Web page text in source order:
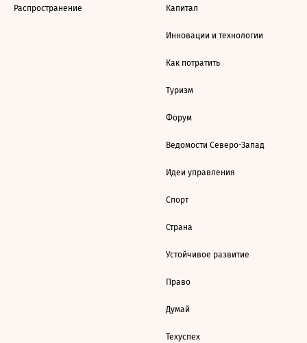
Распространение Капитал
Инновации и технологии
Как потратить
Туризм
Форум
Ведомости Северо-Запад
Идеи управления
Спорт
Страна
Устойчивое развитие
Право
Думай
Техуспех